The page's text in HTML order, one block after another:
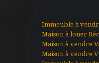
Immeuble à
Maison à louer
Maison à vendre
Maison à vendre